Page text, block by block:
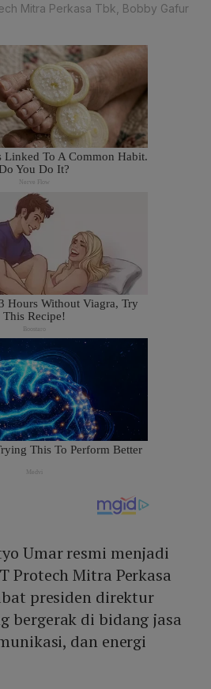
Mitra Perkasa Tbk, Bobby Gafur
Umar resmi menjadi
Protech Mitra Perkasa
presiden direktur
bergerak di bidang jasa
dan energi